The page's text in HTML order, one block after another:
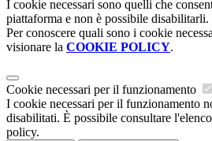
I cookie necessari sono quelli che
piattaforma e non è possibile disabilitarli.
Per conoscere quali sono i cookie
visionare la COOKIE POLICY.
Cookie necessari per il funzionamento
I cookie necessari per il funzionamento
disabilitati. È possibile consultare
policy.